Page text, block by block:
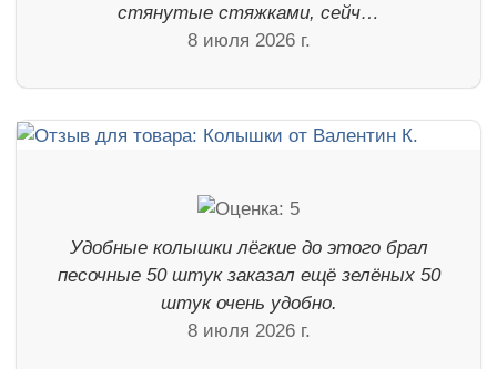
стянутые стяжками, сейч…
8 июля 2026 г.
Удобные колышки лёгкие до этого брал
песочные 50 штук заказал ещё зелёных 50
штук очень удобно.
8 июля 2026 г.